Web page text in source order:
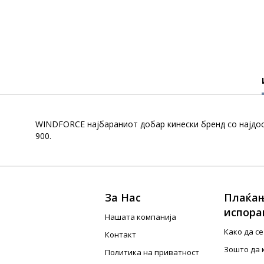
WINDFORCE најбараниот добар кинески бренд со
900.
За Нас
Нашата компанија
Контакт
Политика на приватност
Како да
Зошто да